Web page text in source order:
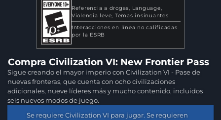
Referencia a drogas
Language
Violencia leve Temas insinuantes
Interacciones en línea no calificadas
por la ESRB
Compra Civilization VI: New Frontier Pass
Sigue creando el mayor imperio con Civilization VI - Pase de
nuevas fronteras, que cuenta con ocho civilizaciones
adicionales, nueve líderes más y mucho contenido, incluidos
seis nuevos modos de juego.
Se requiere Civilization VI para jugar. Se requieren